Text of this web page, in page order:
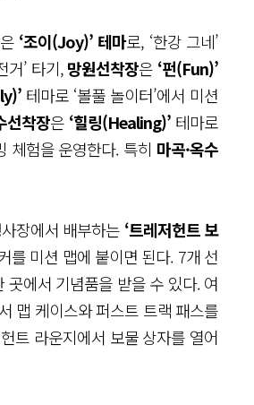
은 ‘조이(Joy)’ 테마로, ‘한강 그네’
거’ 타기,망원선착장은 ‘펀(Fun)’
테마로 ‘볼풀 놀이터’에서 미션
선착장은 ‘힐링(Healing)’테마로
체험을 운영한다. 특히 마곡·옥수
장에서 배부하는 ‘트레저헌트 보
를 미션 맵에 붙이면 된다. 7개 선
곳에서 기념품을 받을 수 있다. 여
맵 케이스와 퍼스트 트랙 패스를
트 라운지에서 보물 상자를 열어